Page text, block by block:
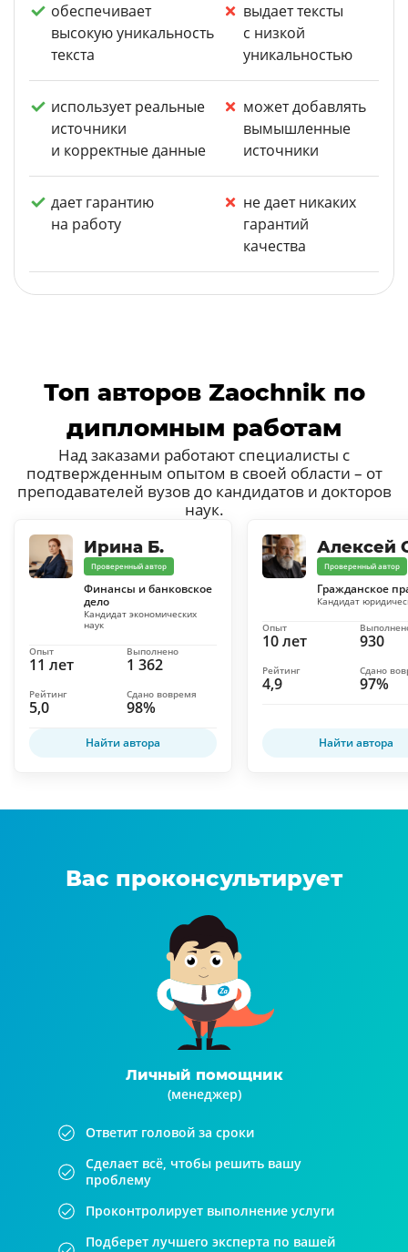
обеспечивает
высокую уникальность
текста
выдает тексты
с низкой
уникальностью
использует реальные
источники
и корректные данные
может добавлять
вымышленные
источники
дает гарантию
на работу
не дает никаких
гарантий
качества
Топ авторов Zaochnik по
дипломным работам
Над заказами работают специалисты с
подтвержденным опытом в своей области – от
преподавателей вузов до кандидатов и докторов
наук.
Ирина Б.
Проверенный автор
Финансы и банковское
дело
Кандидат экономических
наук
11 лет
Опыт
1 362
Выполнено
5,0
Рейтинг
98%
Сдано вовремя
Найти автора
Алексей
Проверенный автор
Гражданское
Кандидат
10 лет
Опыт
930
4,9
Рейтинг
97%
Сдано
Найти автора
Вас проконсультирует
Личный помощник
(менеджер)
Ответит головой за сроки
Сделает всё, чтобы решить вашу
проблему
Проконтролирует выполнение услуги
Подберет лучшего эксперта по вашей